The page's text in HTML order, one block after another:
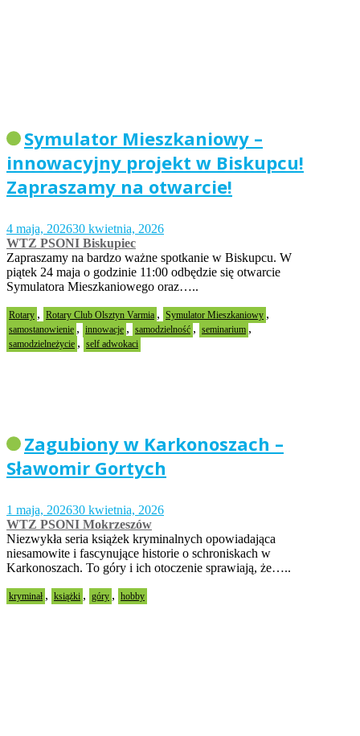
Symulator Mieszkaniowy –
innowacyjny projekt w Biskupcu!
Zapraszamy na otwarcie!
4 maja, 202630 kwietnia, 2026
WTZ PSONI Biskupiec
Zapraszamy na bardzo ważne spotkanie w Biskupcu. W
piątek 24 maja o godzinie 11:00 odbędzie się otwarcie
Symulatora Mieszkaniowego oraz…..
Rotary , Rotary Club Olsztyn Varmia , Symulator Mieszkaniowy ,
samostanowienie , innowacje , samodzielność , seminarium ,
samodzielneżycie , self adwokaci
Zagubiony w Karkonoszach –
Sławomir Gortych
1 maja, 202630 kwietnia, 2026
WTZ PSONI Mokrzeszów
Niezwykła seria książek kryminalnych opowiadająca
niesamowite i fascynujące historie o schroniskach w
Karkonoszach. To góry i ich otoczenie sprawiają, że…..
kryminał , książki , góry , hobby